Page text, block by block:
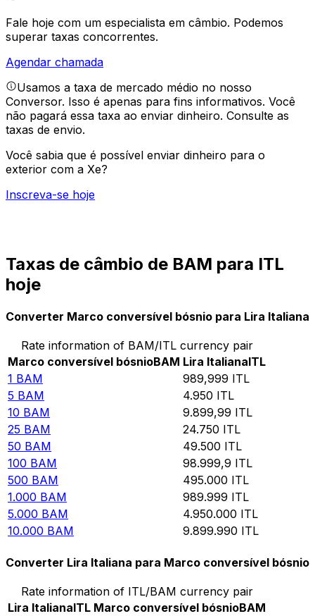
Fale hoje com um especialista em câmbio. Podemos
superar taxas concorrentes.
Agendar chamada
Usamos a taxa de mercado médio no nosso
Conversor. Isso é apenas para fins informativos. Você
não pagará essa taxa ao enviar dinheiro. Consulte as
taxas de envio.
Você sabia que é possível enviar dinheiro para o
exterior com a Xe?
Inscreva-se hoje
Taxas de câmbio de BAM para ITL
hoje
Converter Marco conversível bósnio para Lira Italiana
Rate information of BAM/ITL currency pair
Marco conversível bósnioBAM Lira ItalianaITL
1 BAM 989,999 ITL
5 BAM 4.950 ITL
10 BAM 9.899,99 ITL
25 BAM 24.750 ITL
50 BAM 49.500 ITL
100 BAM 98.999,9 ITL
500 BAM 495.000 ITL
1.000 BAM 989.999 ITL
5.000 BAM 4.950.000 ITL
10.000 BAM 9.899.990 ITL
Converter Lira Italiana para Marco conversível bósnio
Rate information of ITL/BAM currency pair
Lira ItalianaITL Marco conversível bósnioBAM